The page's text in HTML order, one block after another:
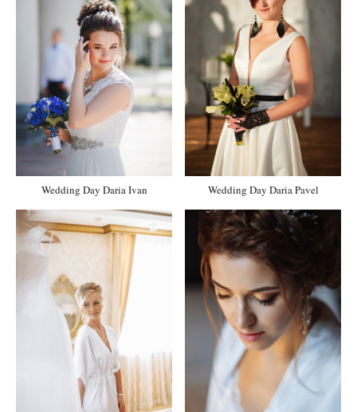
Wedding Day Daria Ivan Wedding Day Daria Pavel